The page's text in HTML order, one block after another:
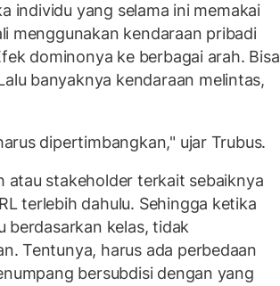
individu yang selama ini memakai
menggunakan kendaraan pribadi
dominonya ke berbagai arah. Bisa
banyaknya kendaraan melintas,
dipertimbangkan," ujar Trubus.
atau stakeholder terkait sebaiknya
terlebih dahulu. Sehingga ketika
berdasarkan kelas, tidak
Tentunya, harus ada perbedaan
bersubdisi dengan yang